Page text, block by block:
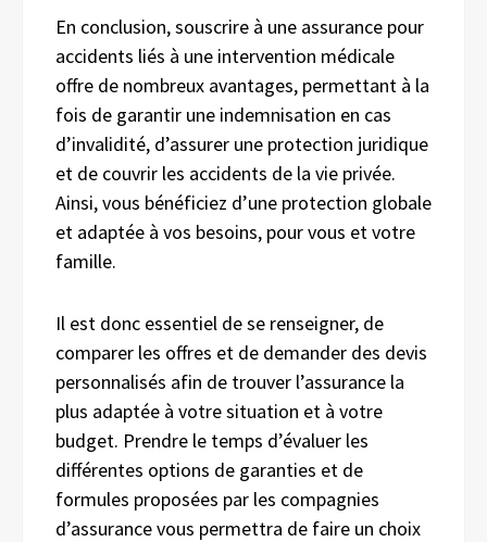
En conclusion, souscrire à une assurance pour
accidents liés à une intervention médicale
offre de nombreux avantages, permettant à la
fois de garantir une indemnisation en cas
d’invalidité, d’assurer une protection juridique
et de couvrir les accidents de la vie privée.
Ainsi, vous bénéficiez d’une protection globale
et adaptée à vos besoins, pour vous et votre
famille.
Il est donc essentiel de se renseigner, de
comparer les offres et de demander des devis
personnalisés afin de trouver l’assurance la
plus adaptée à votre situation et à votre
budget. Prendre le temps d’évaluer les
différentes options de garanties et de
formules proposées par les compagnies
d’assurance vous permettra de faire un choix